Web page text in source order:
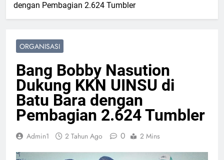
dengan Pembagian 2.624 Tumbler
ORGANISASI
Bang Bobby Nasution
Dukung KKN UINSU di
Batu Bara dengan
Pembagian 2.624 Tumbler
Admin1 2 Tahun Ago 0 2 Mins